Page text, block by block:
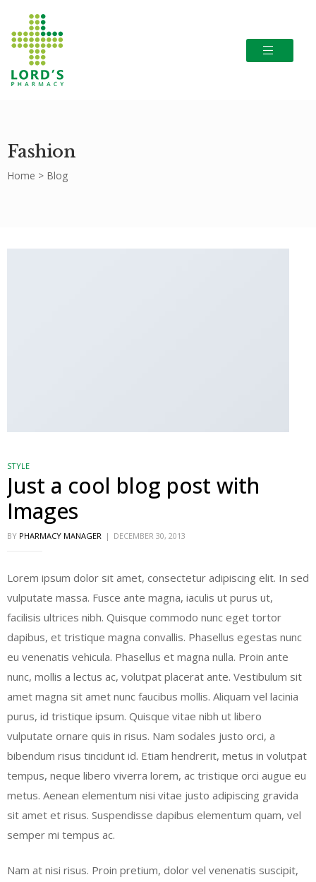
Fashion
Home > Blog
STYLE
Just a cool blog post with
Images
BY PHARMACY MANAGER DECEMBER 30, 2013
Lorem ipsum dolor sit amet, consectetur adipiscing elit. In sed
vulputate massa. Fusce ante magna, iaculis ut purus ut,
facilisis ultrices nibh. Quisque commodo nunc eget tortor
dapibus, et tristique magna convallis. Phasellus egestas nunc
eu venenatis vehicula. Phasellus et magna nulla. Proin ante
nunc, mollis a lectus ac, volutpat placerat ante. Vestibulum sit
amet magna sit amet nunc faucibus mollis. Aliquam vel lacinia
purus, id tristique ipsum. Quisque vitae nibh ut libero
vulputate ornare quis in risus. Nam sodales justo orci, a
bibendum risus tincidunt id. Etiam hendrerit, metus in volutpat
tempus, neque libero viverra lorem, ac tristique orci augue eu
metus. Aenean elementum nisi vitae justo adipiscing gravida
sit amet et risus. Suspendisse dapibus elementum quam, vel
semper mi tempus ac.
Nam at nisi risus. Proin pretium, dolor vel venenatis suscipit,